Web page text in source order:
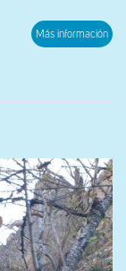
Más información